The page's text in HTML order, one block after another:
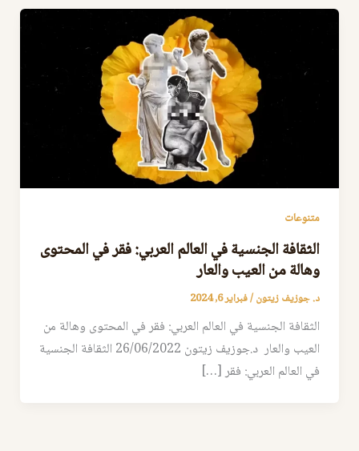
متنوعات
الثقافة الجنسية في العالم العربي: فقر في المحتوى
وهالة من العيب والعار
د. جوزيف زيتون/فبراير 6, 2024
الثقافة الجنسية في العالم العربي: فقر في المحتوى وهالة من
العيب والعار د.جوزيف زيتون 26/06/2022 الثقافة الجنسية
في العالم العربي: فقر […]